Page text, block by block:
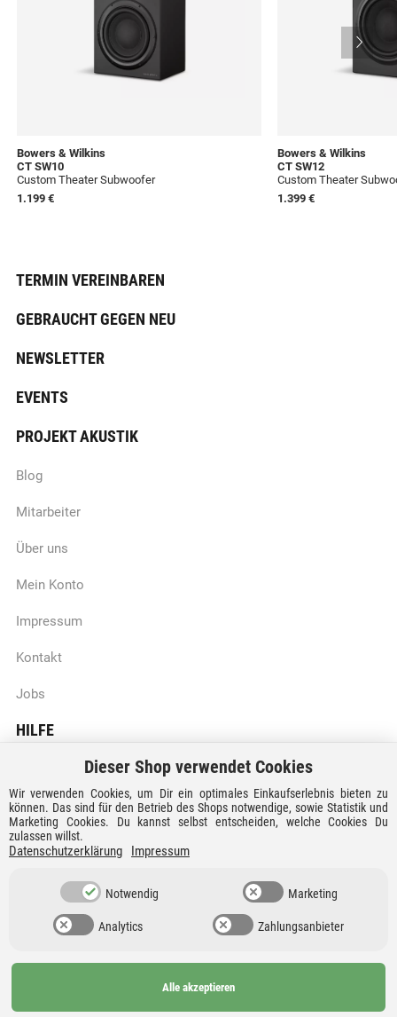
Bowers & Wilkins
CT SW10
Custom Theater Subwoofer
1.199 €
Bowers & Wilkins
CT SW12
Custom Theater
1.399 €
TERMIN VEREINBAREN
GEBRAUCHT GEGEN NEU
NEWSLETTER
EVENTS
PROJEKT AKUSTIK
Blog
Mitarbeiter
Über uns
Mein Konto
Impressum
Kontakt
Jobs
HILFE
Batteriegesetzhinweise
Vertrag widerrufen
Versandkosten und Lieferzeiten
Zahlungsarten
Dieser Shop verwendet Cookies
Wir verwenden Cookies, um Dir ein optimales Einkaufserlebnis bieten zu
können. Das sind für den Betrieb des Shops notwendige, sowie Statistik und
Marketing Cookies. Du kannst selbst entscheiden, welche Cookies Du
zulassen willst.
Datenschutzerklärung Impressum
Notwendig Marketing
Analytics Zahlungsanbieter
Alle akzeptieren